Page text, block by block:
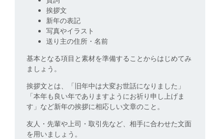
挨拶文
新年の表記
写真やイラスト
送り主の住所・名前
基本となる項目と素材を準備することからはじめてみ
ましょう。
挨拶文とは、「旧年中は大変お世話になりました」
「本年も良い年でありますようにお祈り申し上げま
す」など新年の挨拶に相応しい文章のこと。
友人・先輩や上司・取引先など、相手に合わせた文面
を用いましょう。